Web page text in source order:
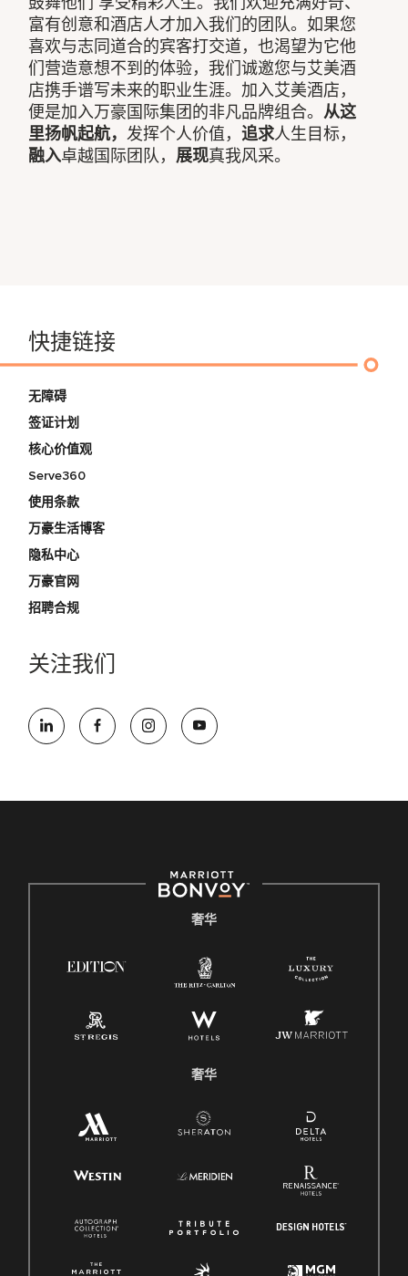
富有创意和酒店人才加入我们的团队。如果您
喜欢与志同道合的宾客打交道，也渴望为它他
们营造意想不到的体验，我们诚邀您与艾美酒
店携手谱写未来的职业生涯。加入艾美酒店，
便是加入万豪国际集团的非凡品牌组合。从这
里扬帆起航，发挥个人价值，追求人生目标，
融入卓越国际团队， 展现真我风采。
快捷链接
无障碍
签证计划
核心价值观
Serve360
使用条款
万豪生活博客
隐私中心
万豪官网
招聘合规
关注我们
奢华
奢华